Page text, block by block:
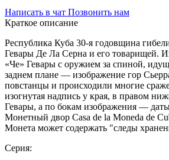
Написать в чат Позвонить нам
Краткое описание
Республика Куба 30-я годовщина
Гевары Де Ла Серна и его товарищей.
«Че» Гевары с оружием за спиной,
заднем плане — изображение гор
повстанцы и происходили многие
изогнутая надпись у края, в правом
Гевары, а по бокам изображения —
Монетный двор Casa de la Moneda de
Монета может содержать "следы
Серия: